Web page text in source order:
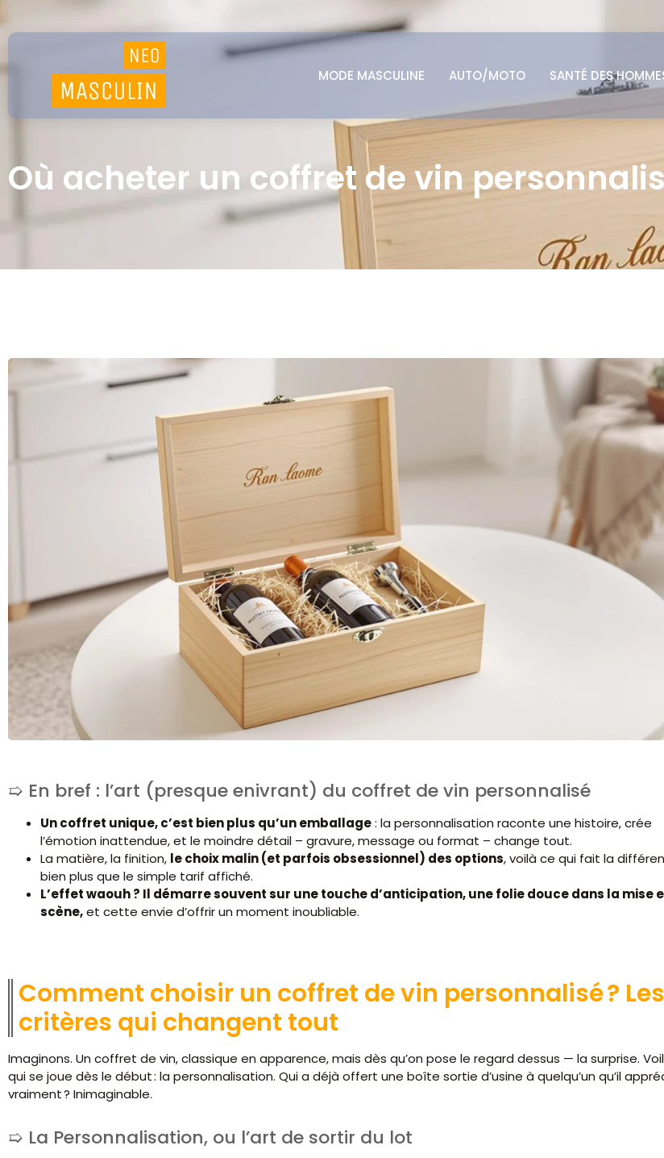
MODE MASCULINE AUTO/MOTO SANTÉ DES
Où acheter un coffret de vin
En bref : l’art (presque enivrant) du coffret de vin personnalisé
Un coffret unique, c’est bien plus qu’un emballage: la personnalisation raconte une histoire, crée
l’émotion inattendue, et le moindre détail – gravure, message ou format – change tout.
La matière, la finition, le choix malin (et parfois obsessionnel) des options, voilà ce qui fait la
bien plus que le simple tarif affiché.
L’effet waouh ? Il démarre souvent sur une touche d’anticipation, une folie douce dans la mise
scène,et cette envie d’offrir un moment inoubliable.
Comment choisir un coffret de vin personnalisé ? Les
critères qui changent tout
Imaginons. Un coffret de vin, classique en apparence, mais dès qu’on pose le regard dessus — la surprise.
qui se joue dès le début : la personnalisation. Qui a déjà offert une boîte sortie d’usine à quelqu’un qu’il
vraiment ? Inimaginable.
La Personnalisation, ou l’art de sortir du lot